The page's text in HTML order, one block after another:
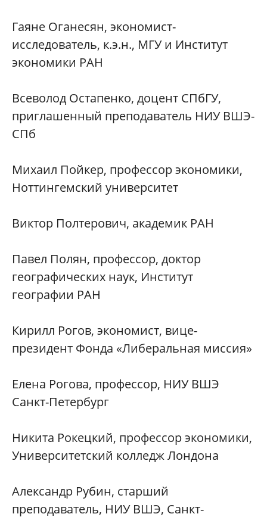
Гаяне Оганесян, экономист-
исследователь, к.э.н., МГУ и Институт
экономики РАН
Всеволод Остапенко, доцент СПбГУ,
приглашенный преподаватель НИУ ВШЭ-
СПб
Михаил Пойкер, профессор экономики,
Ноттингемский университет
Виктор Полтерович, академик РАН
Павел Полян, профессор, доктор
географических наук, Институт
географии РАН
Кирилл Рогов, экономист, вице-
президент Фонда «Либеральная миссия»
Елена Рогова, профессор, НИУ ВШЭ
Санкт-Петербург
Никита Рокецкий, профессор экономики,
Университетский колледж Лондона
Александр Рубин, старший
преподаватель, НИУ ВШЭ, Санкт-